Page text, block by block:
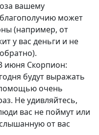
вашему
может
(например, от
у вас деньги и не
июня Скорпион:
будут выражать
очень
Не удивляйтесь,
вас не поймут или
от вас